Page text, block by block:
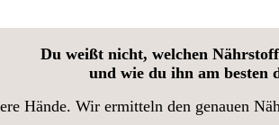
Du weißt nicht, welchen
und wie du ihn am besten
Hände. Wir ermitteln den genauen